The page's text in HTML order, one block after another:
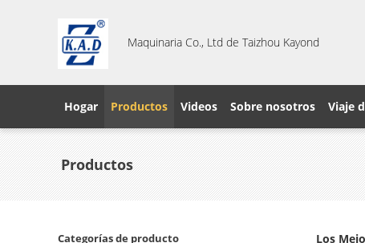
Maquinaria Co., Ltd de Taizhou Kayond
Hogar Productos Videos Sobre nosotros Viaje
Productos
Categorías de producto Los